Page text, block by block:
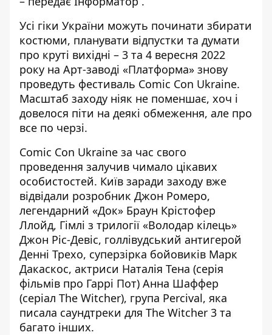
Усі гіки України можуть починати збирати
костюми, планувати відпустки та думати
про круті вихідні – 3 та 4 вересня 2022
року на Арт-заводі «Платформа» знову
проведуть фестиваль Comic Con Ukraine.
Масштаб заходу ніяк не поменшає, хоч і
довелося піти на деякі обмеження, але про
все по черзі.
Comic Con Ukraine за час свого
проведення залучив чимало цікавих
особистостей. Київ заради заходу вже
відвідали розробник Джон Ромеро,
легендарний «Док» Браун Крістофер
Ллойд, Гімлі з трилогії «Володар кілець»
Джон Ріс-Девіс, голлівудський антигерой
Денні Трехо, суперзірка бойовиків Марк
Дакаскос, актриси Наталія Тена (серія
фільмів про Гаррі Пот) Анна Шаффер
(серіал The Witcher), група Percival, яка
писала саундтреки для The Witcher 3 та
багато інших.